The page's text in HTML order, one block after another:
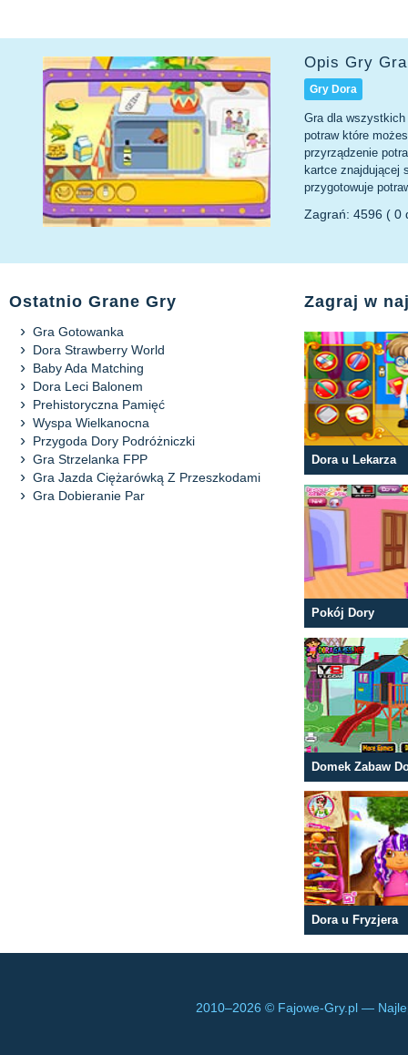
Opis Gry
Gry Dora
Gra dla wszystkich
potraw które
przyrządzenie
kartce znajdującej
przygotowuje
Zagrań: 4596 ( 0
Ostatnio Grane Gry
Gra Gotowanka
Dora Strawberry World
Baby Ada Matching
Dora Leci Balonem
Prehistoryczna Pamięć
Wyspa Wielkanocna
Przygoda Dory Podróżniczki
Gra Strzelanka FPP
Gra Jazda Ciężarówką Z Przeszkodami
Gra Dobieranie Par
Zagraj w
Dora u Lekarza
Pokój Dory
Domek Zabaw
Dora u Fryzjera
2010–2026 © Fajowe-Gry.pl —